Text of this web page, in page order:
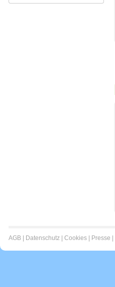
AGB Datenschutz Cookies Presse